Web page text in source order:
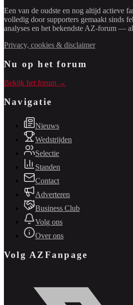
Een van de oudste en nog altijd actieve
volledig door supporters gemaakt sinds
analyses en het bekendste AZ-forum —
Privacy, cookies & disclaimer
Nu op het forum
Bekijk het forum →
Navigatie
Nieuws
Wedstrijden
Selectie
Standen
Contact
Adverteren
Business Club
Volg ons
Over ons
Volg AZFanpage